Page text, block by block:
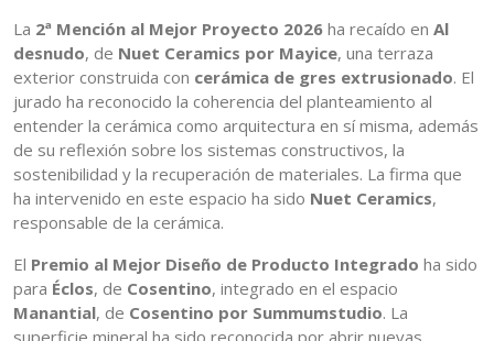
La 2ª Mención al Mejor Proyecto 2026 ha recaído en Al
desnudo, de Nuet Ceramics por Mayice, una terraza
exterior construida con cerámica de gres extrusionado. El
jurado ha reconocido la coherencia del planteamiento al
entender la cerámica como arquitectura en sí misma, además
de su reflexión sobre los sistemas constructivos, la
sostenibilidad y la recuperación de materiales. La firma que
ha intervenido en este espacio ha sido Nuet Ceramics,
responsable de la cerámica.
El Premio al Mejor Diseño de Producto Integrado ha sido
para Éclos, de Cosentino, integrado en el espacio
Manantial, de Cosentino por Summumstudio. La